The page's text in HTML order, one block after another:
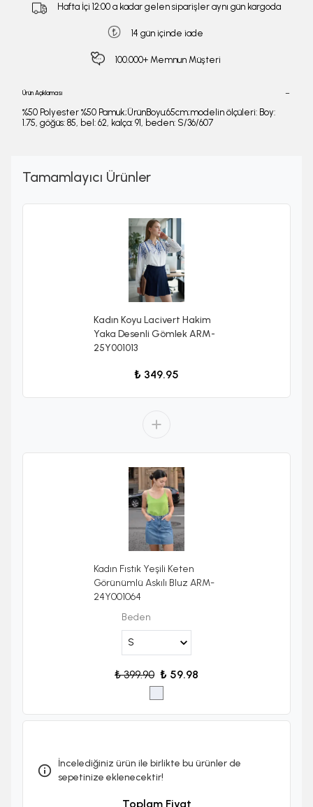
Hafta İçi 12:00 a kadar gelen siparişler aynı gün kargoda
14 gün içinde iade
100.000+ Memnun Müşteri
Ürün Açıklaması
%50 Polyester %50 Pamuk;ÜrünBoyu:65cm;modelin ölçüleri: Boy:
1.75, göğüs: 85, bel: 62, kalça: 91, beden: S/36/607
Tamamlayıcı Ürünler
Kadın Koyu Lacivert Hakim
Yaka Desenli Gömlek ARM-
25Y001013
₺ 349.95
Kadın Fıstık Yeşili Keten
Görünümlü Askılı Bluz ARM-
24Y001064
Beden
₺ 399.90 ₺ 59.98
İncelediğiniz ürün ile birlikte bu ürünler de
sepetinize eklenecektir!
Toplam Fiyat